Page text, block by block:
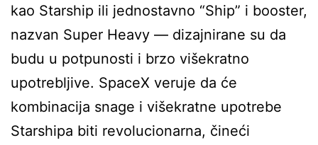
kao Starship ili jednostavno “Ship” i booster,
nazvan Super Heavy — dizajnirane su da
budu u potpunosti i brzo višekratno
upotrebljive. SpaceX veruje da će
kombinacija snage i višekratne upotrebe
Starshipa biti revolucionarna, čineći